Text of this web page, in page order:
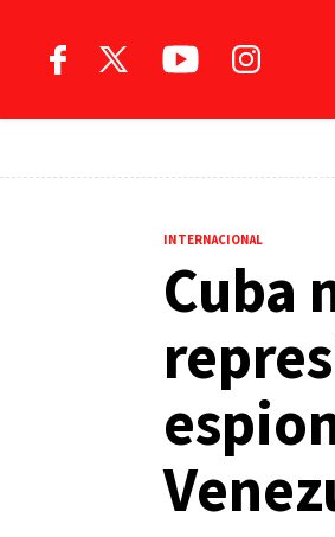
INTERNACIONAL
Cuba